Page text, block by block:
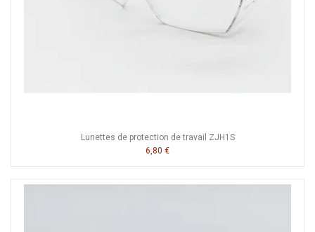
Lunettes de protection de travail ZJH1S
6,80 €